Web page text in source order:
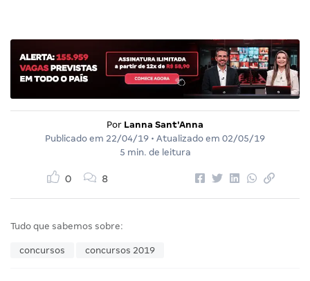
Por Lanna Sant'Anna
Publicado em 22/04/19 • Atualizado em 02/05/19
5 min. de leitura
0 8
Tudo que sabemos sobre:
concursos concursos 2019